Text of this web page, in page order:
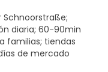
Schnoorstraße;
diaria; 60-90min
familias; tiendas
de mercado